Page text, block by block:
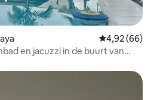
Gemiddelde
4,92 (66)
en jacuzzi in de buurt van